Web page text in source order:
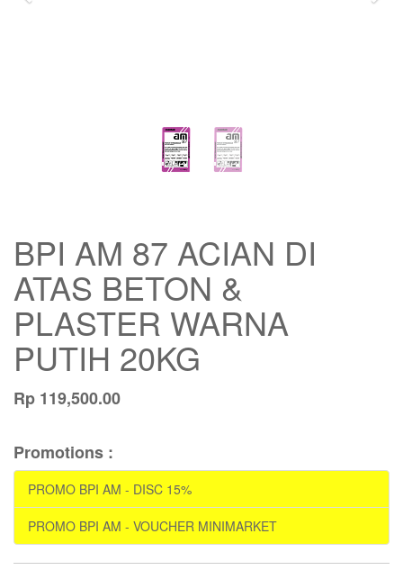
BPI AM 87 ACIAN DI
ATAS BETON &
PLASTER WARNA
PUTIH 20KG
Rp 119,500.00
Promotions :
PROMO BPI AM - DISC 15%
PROMO BPI AM - VOUCHER MINIMARKET